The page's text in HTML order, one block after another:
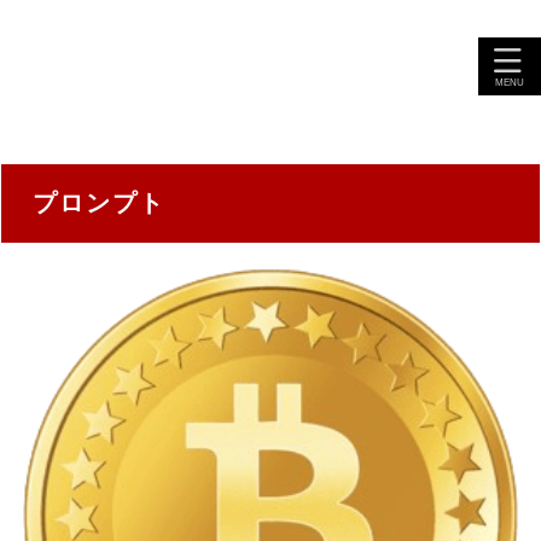
プロンプト